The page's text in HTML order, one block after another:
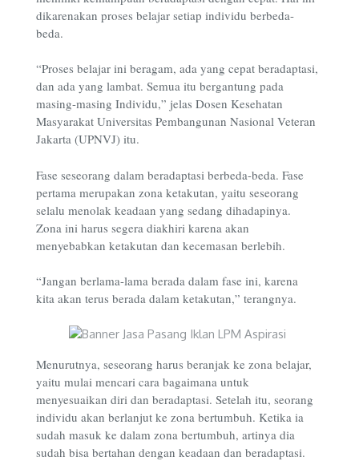
dikarenakan proses belajar setiap individu berbeda-
beda.
“Proses belajar ini beragam, ada yang cepat beradaptasi,
dan ada yang lambat. Semua itu bergantung pada
masing-masing Individu,” jelas Dosen Kesehatan
Masyarakat Universitas Pembangunan Nasional Veteran
Jakarta (UPNVJ) itu.
Fase seseorang dalam beradaptasi berbeda-beda. Fase
pertama merupakan zona ketakutan, yaitu seseorang
selalu menolak keadaan yang sedang dihadapinya.
Zona ini harus segera diakhiri karena akan
menyebabkan ketakutan dan kecemasan berlebih.
“Jangan berlama-lama berada dalam fase ini, karena
kita akan terus berada dalam ketakutan,” terangnya.
Menurutnya, seseorang harus beranjak ke zona belajar,
yaitu mulai mencari cara bagaimana untuk
menyesuaikan diri dan beradaptasi. Setelah itu, seorang
individu akan berlanjut ke zona bertumbuh. Ketika ia
sudah masuk ke dalam zona bertumbuh, artinya dia
sudah bisa bertahan dengan keadaan dan beradaptasi.